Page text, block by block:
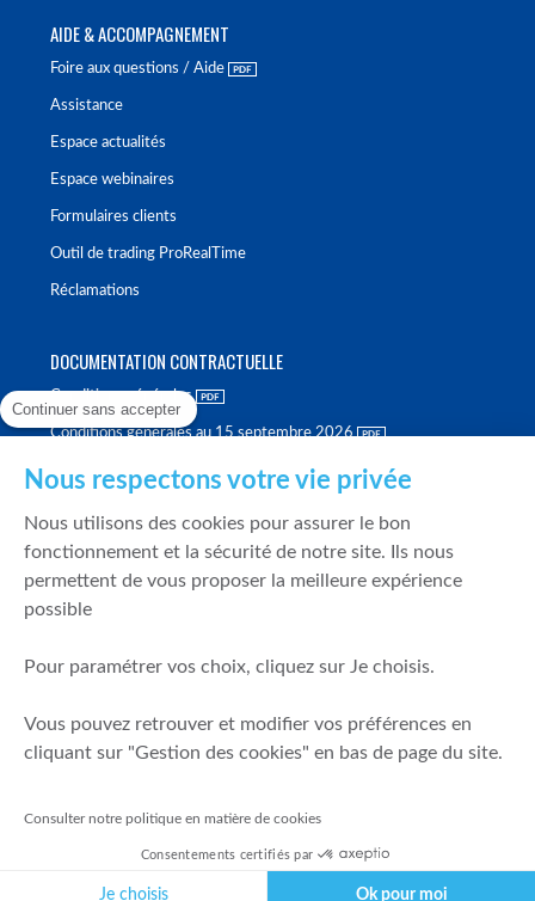
AIDE & ACCOMPAGNEMENT
Foire aux questions / Aide
Assistance
Espace actualités
Espace webinaires
Formulaires clients
Outil de trading ProRealTime
Réclamations
DOCUMENTATION CONTRACTUELLE
Conditions générales
Conditions générales au 15 septembre 2026
Politique de meilleure sélection
Politique de durabilité
Fonds de garantie des dépôts et de résolution
Mentions légales
Prévention de la fraude
Politique de gestion des conflits d'intérêts
Continuer sans accepter
Nous respectons votre vie privée
Nous utilisons des cookies pour assurer le bon
fonctionnement et la sécurité de notre site. Ils nous
permettent de vous proposer la meilleure expérience
possible
Pour paramétrer vos choix, cliquez sur Je choisis.
Vous pouvez retrouver et modifier vos préférences en
cliquant sur "Gestion des cookies" en bas de page du site.
Consulter notre politique en matière de cookies
Consentements certifiés par
Je choisis Ok pour moi